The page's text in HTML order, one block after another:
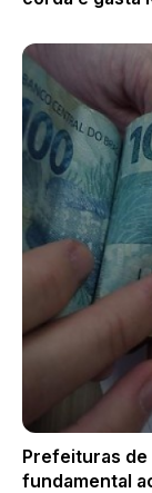
Prefeituras de
fundamental